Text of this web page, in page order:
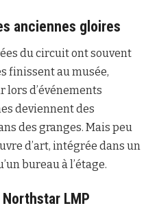
anciennes gloires
du circuit ont souvent
finissent au musée,
lors d’événements
deviennent des
des granges. Mais peu
d’art, intégrée dans un
bureau à l’étage.
LMP